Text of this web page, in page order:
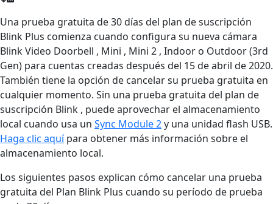
Una prueba gratuita de 30 días del plan de suscripción
Blink Plus comienza cuando configura su nueva cámara
Blink Video Doorbell , Mini , Mini 2 , Indoor o Outdoor (3rd
Gen) para cuentas creadas después del 15 de abril de 2020.
También tiene la opción de cancelar su prueba gratuita en
cualquier momento. Sin una prueba gratuita del plan de
suscripción Blink , puede aprovechar el almacenamiento
local cuando usa un Sync Module 2y una unidad flash USB.
Haga clic aquípara obtener más información sobre el
almacenamiento local.
Los siguientes pasos explican cómo cancelar una prueba
gratuita del Plan Blink Plus cuando su período de prueba